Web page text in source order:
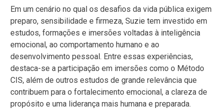
Em um cenário no qual os desafios da vida pública exigem
preparo, sensibilidade e firmeza, Suzie tem investido em
estudos, formações e imersões voltadas à inteligência
emocional, ao comportamento humano e ao
desenvolvimento pessoal. Entre essas experiências,
destaca-se a participação em imersões como o Método
CIS, além de outros estudos de grande relevância que
contribuem para o fortalecimento emocional, a clareza de
propósito e uma liderança mais humana e preparada.